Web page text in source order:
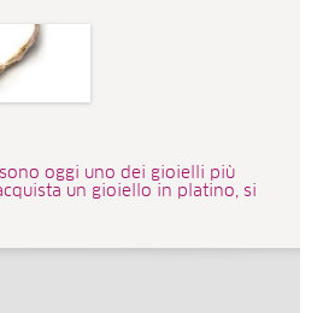
oggi uno dei gioielli più
un gioiello in platino, si